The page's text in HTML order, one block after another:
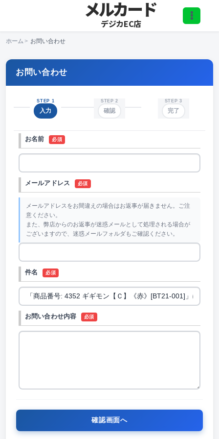
メルカード
デジカEC店
ホーム> お問い合わせ
お問い合わせ
STEP 1
入力
STEP 2
確認
STEP 3
完了
お名前 必須
メールアドレス 必須
メールアドレスをお間違えの場合はお返事が届きません。ご注
意ください。
また、弊店からのお返事が迷惑メールとして処理される場合が
ございますので、迷惑メールフォルダもご確認ください。
件名 必須
お問い合わせ内容 必須
確認画面へ